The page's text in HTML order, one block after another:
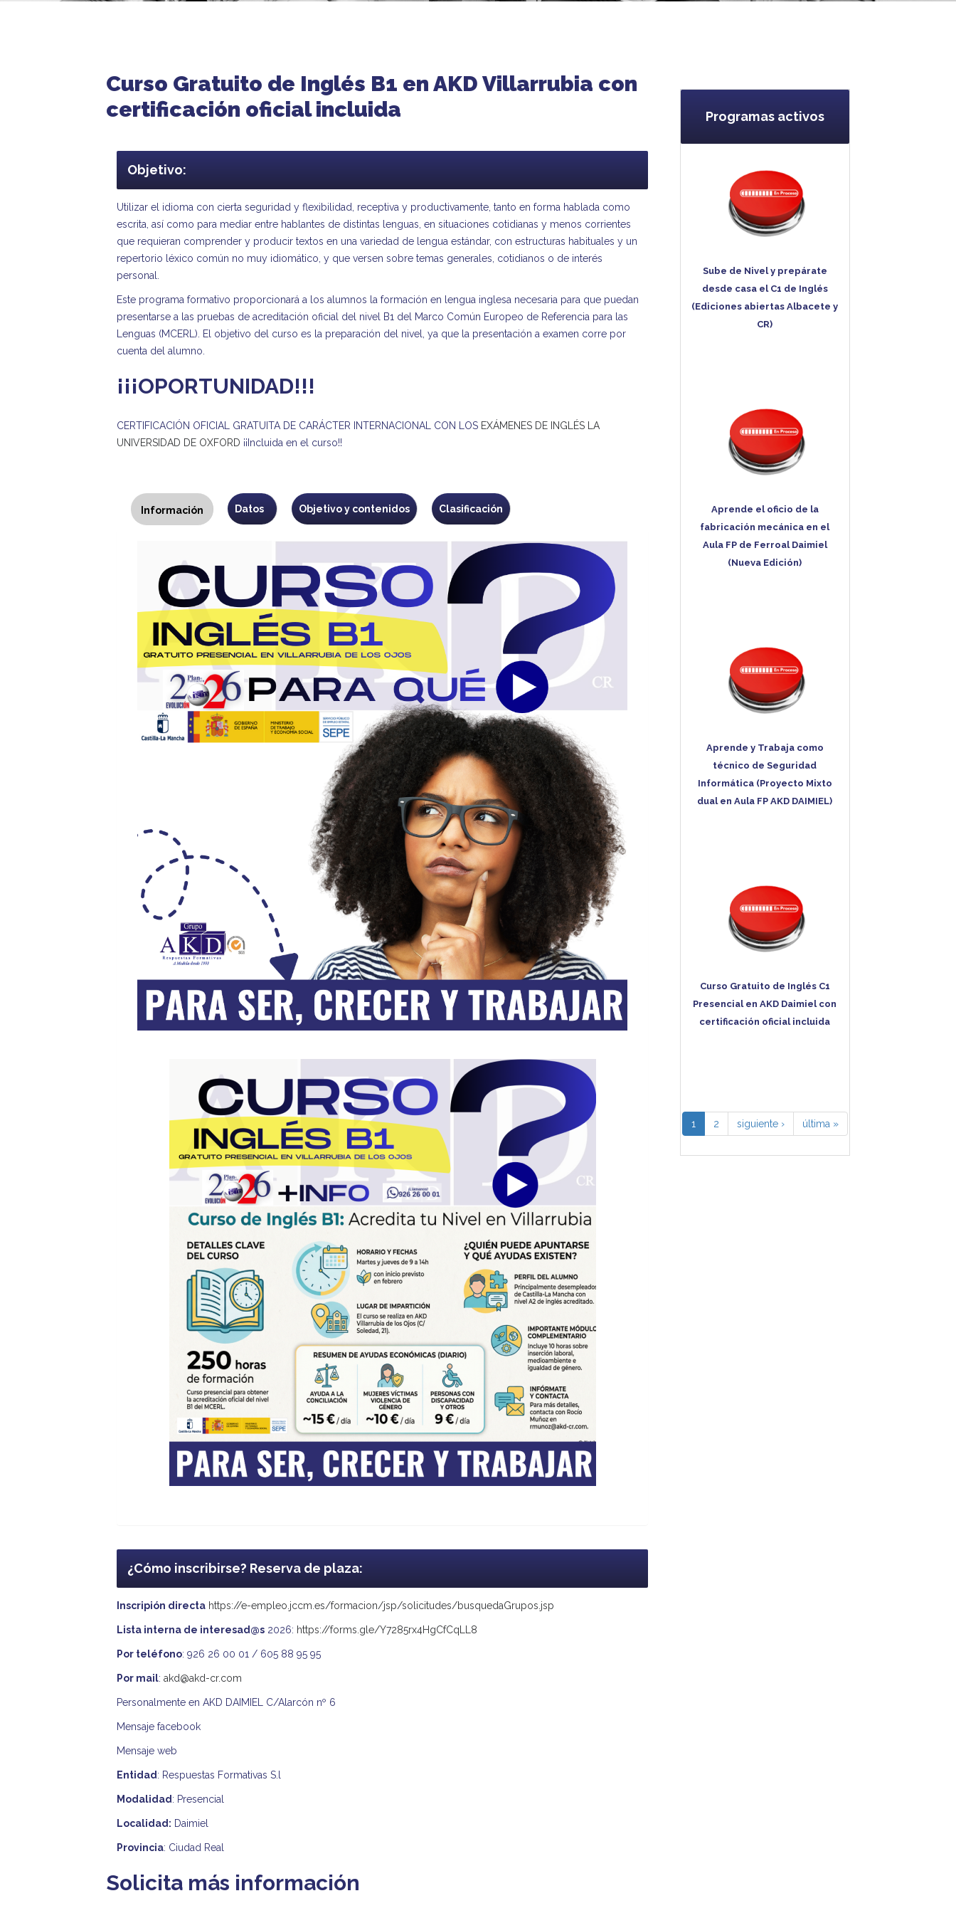
Curso Gratuito de Inglés B1 en AKD Villarrubia con
certificación oficial incluida
Objetivo:
Utilizar el idioma con cierta seguridad y flexibilidad, receptiva y productivamente, tanto en forma hablada como
escrita, así como para mediar entre hablantes de distintas lenguas, en situaciones cotidianas y menos corrientes
que requieran comprender y producir textos en una variedad de lengua estándar, con estructuras habituales y un
repertorio léxico común no muy idiomático, y que versen sobre temas generales, cotidianos o de interés
personal.
Este programa formativo proporcionará a los alumnos la formación en lengua inglesa necesaria para que puedan
presentarse a las pruebas de acreditación oficial del nivel B1 del Marco Común Europeo de Referencia para las
Lenguas (MCERL). El objetivo del curso es la preparación del nivel, ya que la presentación a examen corre por
cuenta del alumno.
¡¡¡OPORTUNIDAD!!!
CERTIFICACIÓN OFICIAL GRATUITA DE CARÁCTER INTERNACIONAL CON LOS EXÁMENES DE INGLÉS LA
UNIVERSIDAD DE OXFORD ¡¡Incluida en el curso!!
Programa
Información (solapa
activa)
Datos Objetivo y contenidos Clasificación
¿Cómo inscribirse? Reserva de plaza:
Inscripión directa https://e-empleo.jccm.es/formacion/jsp/solicitudes/busquedaGrupos.jsp
Lista interna de interesad@s 2026: https://forms.gle/Y7285rx4HgCfCqLL8
Por teléfono: 926 26 00 01 / 605 88 95 95
Por mail:akd@akd-cr.com
Personalmente en AKD DAIMIEL C/Alarcón nº 6
Mensaje facebook
Mensaje web
Entidad : Respuestas Formativas S.l
Modalidad : Presencial
Localidad: Daimiel
Provincia: Ciudad Real
Solicita más información
Programas activos
Sube de Nivel y prepárate
desde casa el C1 de Inglés
(Ediciones abiertas Albacete y
CR)
Aprende el oficio de la
fabricación mecánica en el
Aula FP de Ferroal Daimiel
(Nueva Edición)
Aprende y Trabaja como
técnico de Seguridad
Informática (Proyecto Mixto
dual en Aula FP AKD DAIMIEL)
Curso Gratuito de Inglés C1
Presencial en AKD Daimiel con
certificación oficial incluida
1 2 siguiente › última »